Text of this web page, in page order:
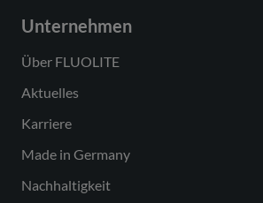
Unternehmen
Über FLUOLITE
Aktuelles
Karriere
Made in Germany
Nachhaltigkeit